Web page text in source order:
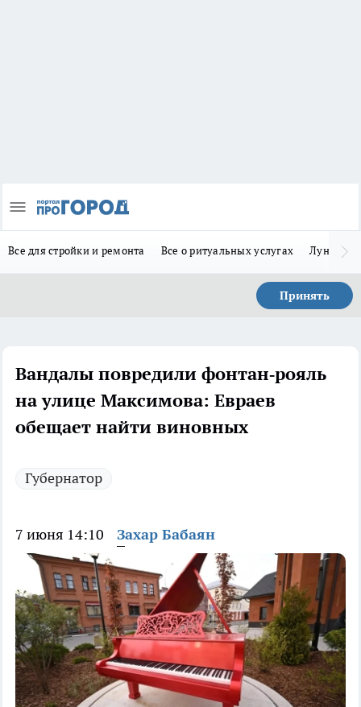
Все для стройки и ремонта Все о ритуальных услугах Лунно-
Принять
Вандалы повредили фонтан‑рояль
на улице Максимова: Евраев
обещает найти виновных
Губернатор
7 июня 14:10 Захар Бабаян